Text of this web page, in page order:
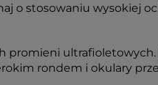
o stosowaniu wysokiej
promieni
rondem i okulary